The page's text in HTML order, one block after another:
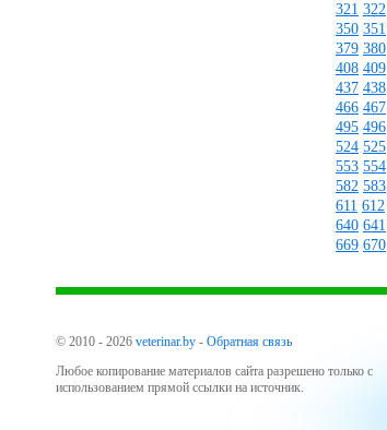
321 322
350 351
379 380
408 409
437 438
466 467
495 496
524 525
553 554
582 583
611 612
640 641
669 670
© 2010 - 2026 veterinar.by - Обратная связь
Любое копирование материалов сайта разрешено только с
использованием прямой ссылки на источник.